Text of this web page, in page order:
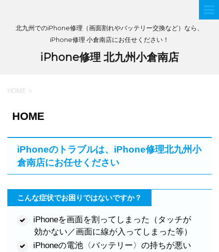
北九州でのiPhone修理（画面割れやバッテリー交換など）なら、
iPhone修理 小倉南店にお任せください！
iPhone修理 北九州小倉南店
HOME >
HOME
iPhoneのトラブルは、iPhone修理北九州小
倉南店にお任せください
こんな症状でお困りではないですか？
iPhoneを画面を割ってしまった（タッチが
効かない／画面に線が入ってしまった等）
iPhoneの電池〈バッテリー〉の持ちが悪い